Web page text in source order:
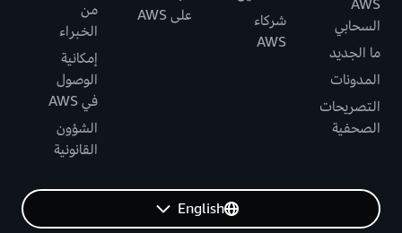
AWS
السحابي
ما الجديد
المدونات
التصريحات
الصحفية
شركاء
AWS
على AWS
من
الخبراء
إمكانية
الوصول
في AWS
الشؤون
القانونية
English